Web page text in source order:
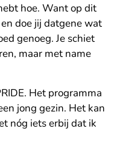
hoe. Want op dit
doe jij datgene wat
genoeg. Je schiet
maar met name
Het programma
jong gezin. Het kan
nóg iets erbij dat ik